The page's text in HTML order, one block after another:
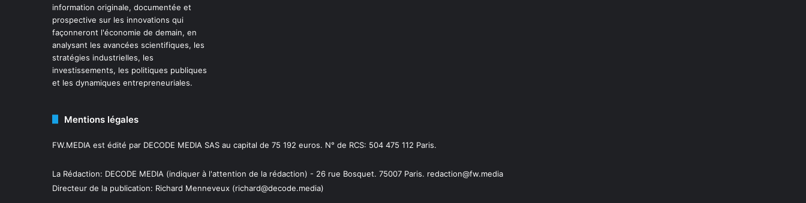
information originale, documentée et
prospective sur les innovations qui
façonneront l'économie de demain, en
analysant les avancées scientifiques, les
stratégies industrielles, les
investissements, les politiques publiques
et les dynamiques entrepreneuriales.
Mentions légales
FW.MEDIA est édité par DECODE MEDIA SAS au capital de 75 192 euros. N° de RCS: 504 475 112 Paris.
La Rédaction: DECODE MEDIA (indiquer à l'attention de la rédaction) - 26 rue Bosquet. 75007 Paris. redaction@fw.media
Directeur de la publication: Richard Menneveux (richard@decode.media)